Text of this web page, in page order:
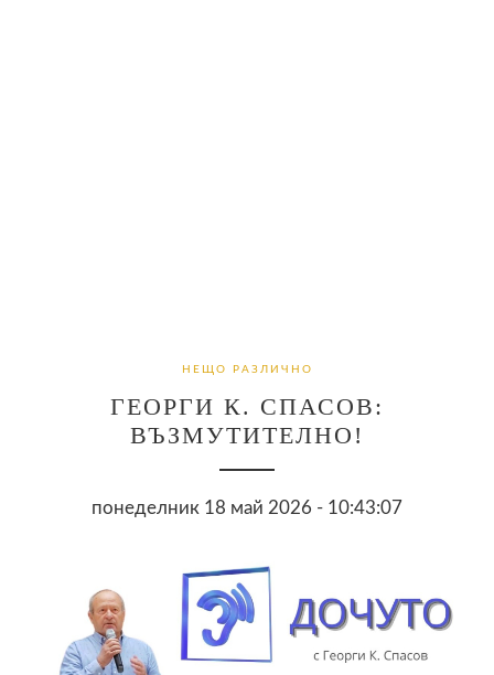
НЕЩО РАЗЛИЧНО
ГЕОРГИ К. СПАСОВ:
ВЪЗМУТИТЕЛНО!
понеделник 18 май 2026 - 10:43:07